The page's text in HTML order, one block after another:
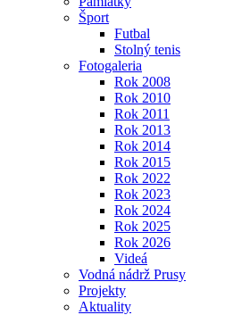
Šport
Futbal
Stolný tenis
Fotogaleria
Rok 2008
Rok 2010
Rok 2011
Rok 2013
Rok 2014
Rok 2015
Rok 2022
Rok 2023
Rok 2024
Rok 2025
Rok 2026
Videá
Vodná nádrž Prusy
Projekty
Aktuality